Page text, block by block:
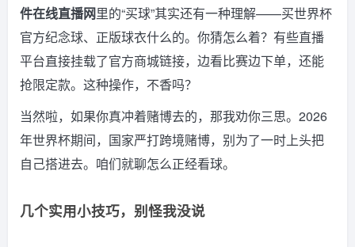
件在线直播网里的“买球”其实还有一种理解——买世界杯
官方纪念球、正版球衣什么的。你猜怎么着？有些直播
平台直接挂载了官方商城链接，边看比赛边下单，还能
抢限定款。这种操作，不香吗？
当然啦，如果你真冲着赌博去的，那我劝你三思。2026
年世界杯期间，国家严打跨境赌博，别为了一时上头把
自己搭进去。咱们就聊怎么正经看球。
几个实用小技巧，别怪我没说